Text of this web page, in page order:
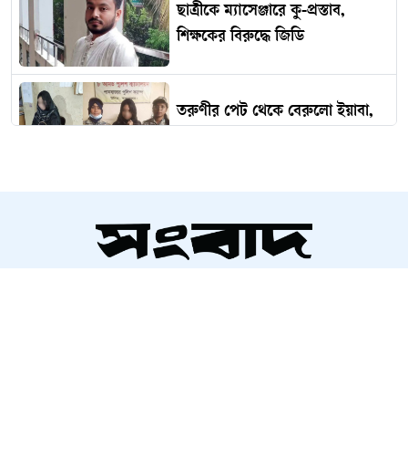
ছাত্রীকে ম্যাসেঞ্জারে কু-প্রস্তাব,
শিক্ষকের বিরুদ্ধে জিডি
তরুণীর পেট থেকে বেরুলো ইয়াবা,
আমদানি